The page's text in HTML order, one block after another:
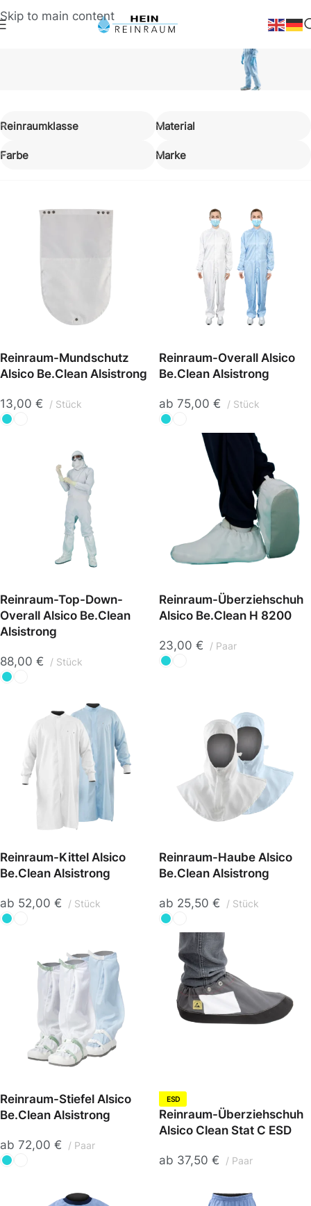
Skip to main content
Bekleidung
Reinraumklasse Material
Farbe Marke
Reinraum-Mundschutz
Alsico Be.Clean Alsistrong
13,00 € Stück
Reinraum-Overall Alsico
Be.Clean Alsistrong
ab 75,00 € Stück
Reinraum-Top-Down-
Overall Alsico Be.Clean
Alsistrong
88,00 € Stück
Reinraum-Überziehschuh
Alsico Be.Clean H 8200
23,00 € Paar
Reinraum-Kittel Alsico
Be.Clean Alsistrong
ab 52,00 € Stück
Reinraum-Haube Alsico
Be.Clean Alsistrong
ab 25,50 € Stück
Reinraum-Stiefel Alsico
Be.Clean Alsistrong
ab 72,00 € Paar
ESD
Reinraum-Überziehschuh
Alsico Clean Stat C ESD
ab 37,50 € Paar